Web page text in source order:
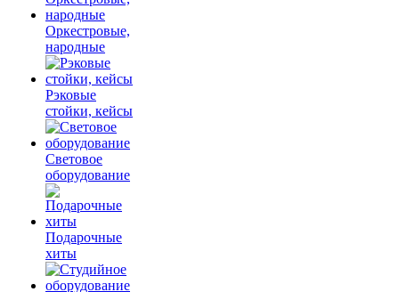
Оркестровые,
народные
Рэковые
стойки, кейсы
Световое
оборудование
Подарочные
хиты